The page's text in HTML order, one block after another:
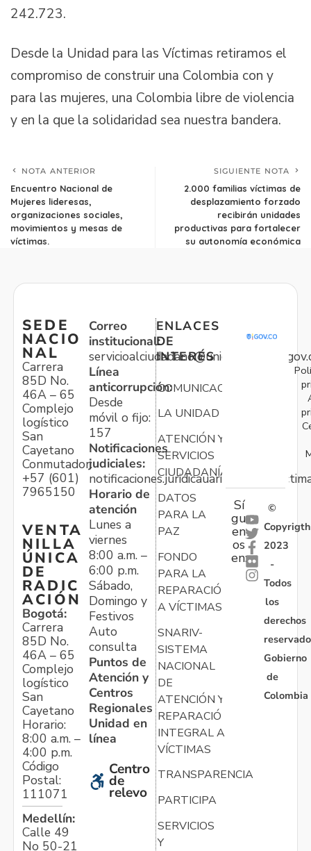
242.723.
Desde la Unidad para las Víctimas retiramos el
compromiso de construir una Colombia con y
para las mujeres, una Colombia libre de violencia
y en la que la solidaridad sea nuestra bandera.
NOTA ANTERIOR
Encuentro Nacional de
Mujeres lideresas,
organizaciones sociales,
movimientos y mesas de
víctimas.
SIGUIENTE NOTA
2.000 familias víctimas de
desplazamiento forzado
recibirán unidades
productivas para fortalecer
su autonomía económica
SEDE
NACIO
NAL
Carrera
85D No.
46A – 65
Complejo
logístico
San
Cayetano
Conmutador:
+57 (601)
7965150
VENTA
NILLA
ÚNICA
DE
RADIC
ACIÓN
Bogotá:
Carrera
85D No.
46A – 65
Complejo
logístico
San
Cayetano
Horario:
8:00 a.m. –
4:00 p.m.
Código
Postal:
111071
Medellín:
Calle 49
No 50-21
Correo
institucional:
Línea
anticorrupción:
Desde
móvil o fijo:
157
Notificaciones
judiciales:
Horario de
atención
Lunes a
viernes
8:00 a.m. –
6:00 p.m.
Sábado,
Domingo y
Festivos
Auto
consulta
Puntos de
Atención y
Centros
Regionales
Unidad en
línea
Centro
de
relevo
ENLACES
DE
INTERÉS
COMUNICACIONES
LA UNIDAD
ATENCIÓN Y
SERVICIOS
CIUDADANÍA
DATOS
PARA LA
PAZ
FONDO
PARA LA
REPARACIÓN
A VÍCTIMAS
SNARIV-
SISTEMA
NACIONAL
DE
ATENCIÓN Y
REPARACIÓN
INTEGRAL A
VÍCTIMAS
TRANSPARENCIA
PARTICIPA
SERVICIOS
Y
Sí
gu
en
os
en:
©
Copyrigth
2023
-
Todos
los
derechos
Gobierno
de
Colombia